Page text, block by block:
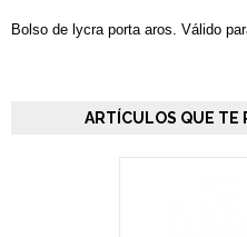
Bolso de lycra porta aros. Válido
ARTÍCULOS QUE TE